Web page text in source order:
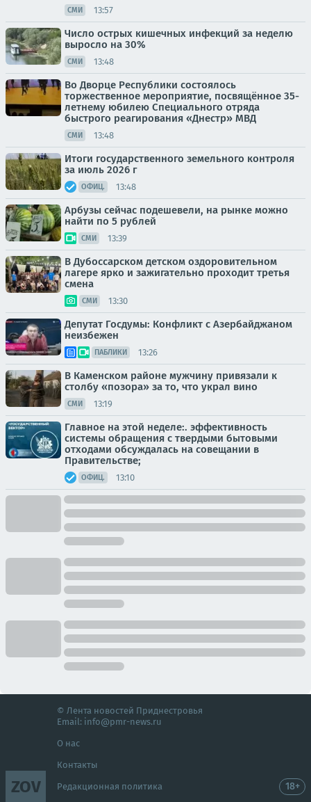
СМИ 13:57
Число острых кишечных инфекций за неделю
выросло на 30%
СМИ 13:48
Во Дворце Республики состоялось
торжественное мероприятие, посвящённое 35-
летнему юбилею Специального отряда
быстрого реагирования «Днестр» МВД
СМИ 13:48
Итоги государственного земельного контроля
за июль 2026 г
ОФИЦ. 13:48
Арбузы сейчас подешевели, на рынке можно
найти по 5 рублей
СМИ 13:39
В Дубоссарском детском оздоровительном
лагере ярко и зажигательно проходит третья
смена
СМИ 13:30
Депутат Госдумы: Конфликт с Азербайджаном
неизбежен
ПАБЛИКИ 13:26
В Каменском районе мужчину привязали к
столбу «позора» за то, что украл вино
СМИ 13:19
Главное на этой неделе:. эффективность
системы обращения с твердыми бытовыми
отходами обсуждалась на совещании в
Правительстве;
ОФИЦ. 13:10
ZOV
© Лента новостей Приднестровья
Email: info@pmr-news.ru
О нас
Контакты
Редакционная политика 18+